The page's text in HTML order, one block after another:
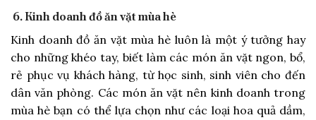
6. Kinh doanh đồ ăn vặt mùa hè
Kinh doanh đồ ăn vặt mùa hè luôn là một ý tưởng hay
cho những khéo tay, biết làm các món ăn vặt ngon, bổ,
rẻ phục vụ khách hàng, từ học sinh, sinh viên cho đến
dân văn phòng. Các món ăn vặt nên kinh doanh trong
mùa hè bạn có thể lựa chọn như các loại hoa quả dầm,